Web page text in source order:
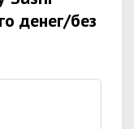
денег/без